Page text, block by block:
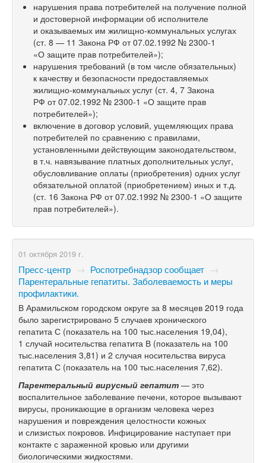
нарушения права потребителей на получение полной
и достоверной информации об исполнителе
и оказываемых им жилищно-коммунальных услугах
(ст. 8 — 11 Закона РФ от 07.02.1992 № 2300-1
«О защите прав потребителей»);
нарушения требований (в том числе обязательных)
к качеству и безопасности предоставляемых
жилищно-коммунальных услуг (ст. 4, 7 Закона
РФ от 07.02.1992 № 2300-1 «О защите прав
потребителей»);
включение в договор условий, ущемляющих права
потребителей по сравнению с правилами,
установленными действующим законодательством,
в т.ч. навязывание платных дополнительных услуг,
обусловливание оплаты (приобретения) одних услуг
обязательной оплатой (приобретением) иных и т.д.
(ст. 16 Закона РФ от 07.02.1992 № 2300-1 «О защите
прав потребителей»).
01 октября 2019 г.
Пресс-центр → Роспотребнадзор сообщает →
Парентеральные гепатиты. Заболеваемость и меры
профилактики.
В Арамильском городском округе за 8 месяцев 2019 года
было зарегистрировано 5 случаев хронического
гепатита С (показатель на 100 тыс.населения 19,04),
1 случай носительства гепатита В (показатель на 100
тыс.населения 3,81) и 2 случая носительства вируса
гепатита С (показатель на 100 тыс.населения 7,62).
Парентеральный вирусный гепатит — это
воспалительное заболевание печени, которое вызывают
вирусы, проникающие в организм человека через
нарушения и повреждения целостности кожных
и слизистых покровов. Инфицирование наступает при
контакте с зараженной кровью или другими
биологическими жидкостями.